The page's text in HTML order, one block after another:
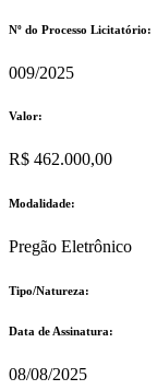
Nº do Processo Licitatório:
009/2025
Valor:
R$ 462.000,00
Modalidade:
Pregão Eletrônico
Tipo/Natureza:
Data de Assinatura:
08/08/2025